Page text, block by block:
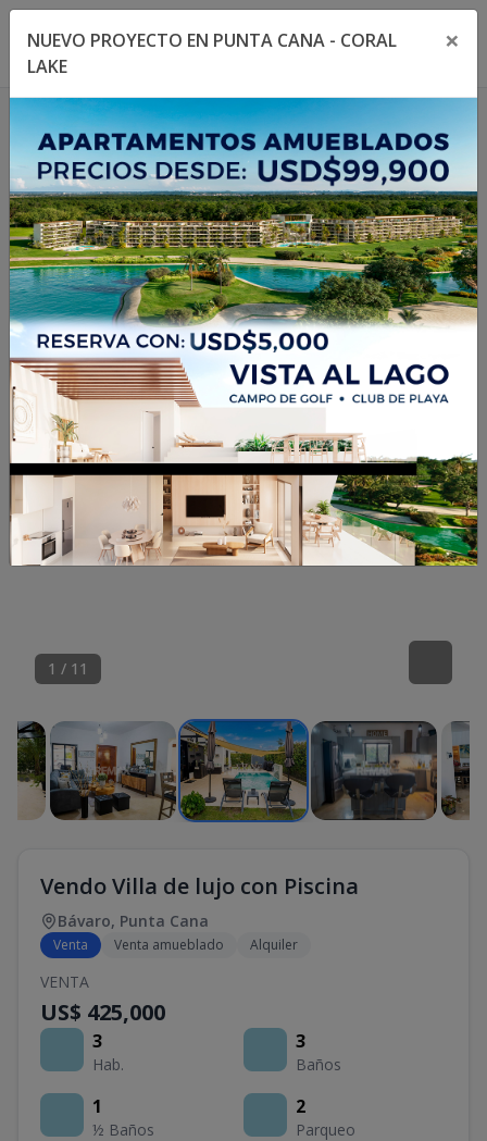
Toggle navigation menu
1 / 11
Vendo Villa de lujo con Piscina
Bávaro, Punta Cana
Venta Venta amueblado Alquiler
VENTA
US$ 425,000
3
Hab.
3
Baños
1
½ Baños
2
Parqueo
NUEVO PROYECTO EN PUNTA CANA - CORAL
LAKE
×